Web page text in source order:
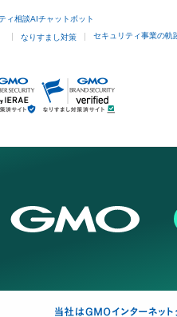
ィ相談AIチャットボット
なりすまし対策 セキュリティ事業の軌